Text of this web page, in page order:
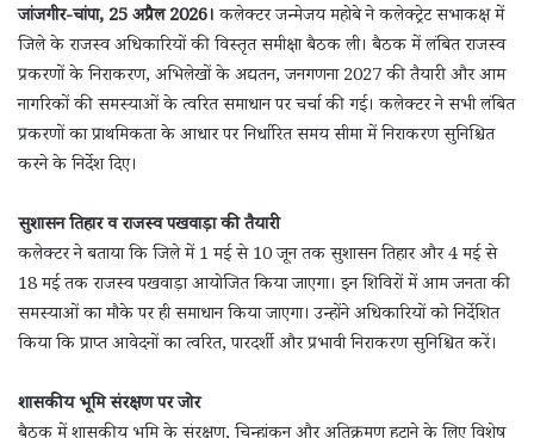
जांजगीर-चांपा, 25 अप्रैल 2026।कलेक्टर जन्मेजय महोबे ने कलेक्ट्रेट सभाकक्ष में
जिले के राजस्व अधिकारियों की विस्तृत समीक्षा बैठक ली। बैठक में लंबित राजस्व
प्रकरणों के निराकरण, अभिलेखों के अद्यतन, जनगणना 2027 की तैयारी और आम
नागरिकों की समस्याओं के त्वरित समाधान पर चर्चा की गई। कलेक्टर ने सभी लंबित
प्रकरणों का प्राथमिकता के आधार पर निर्धारित समय सीमा में निराकरण सुनिश्चित
करने के निर्देश दिए।
सुशासन तिहार व राजस्व पखवाड़ा की तैयारी
कलेक्टर ने बताया कि जिले में 1 मई से 10 जून तक सुशासन तिहार और 4 मई से
18 मई तक राजस्व पखवाड़ा आयोजित किया जाएगा। इन शिविरों में आम जनता की
समस्याओं का मौके पर ही समाधान किया जाएगा। उन्होंने अधिकारियों को निर्देशित
किया कि प्राप्त आवेदनों का त्वरित, पारदर्शी और प्रभावी निराकरण सुनिश्चित करें।
शासकीय भूमि संरक्षण पर जोर